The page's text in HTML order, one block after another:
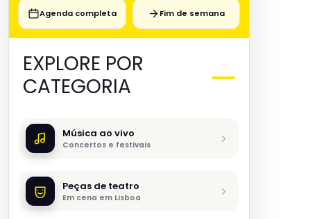
Agenda completa Fim de semana
EXPLORE POR
CATEGORIA
Música ao vivo
Concertos e festivais
Peças de teatro
Em cena em Lisboa